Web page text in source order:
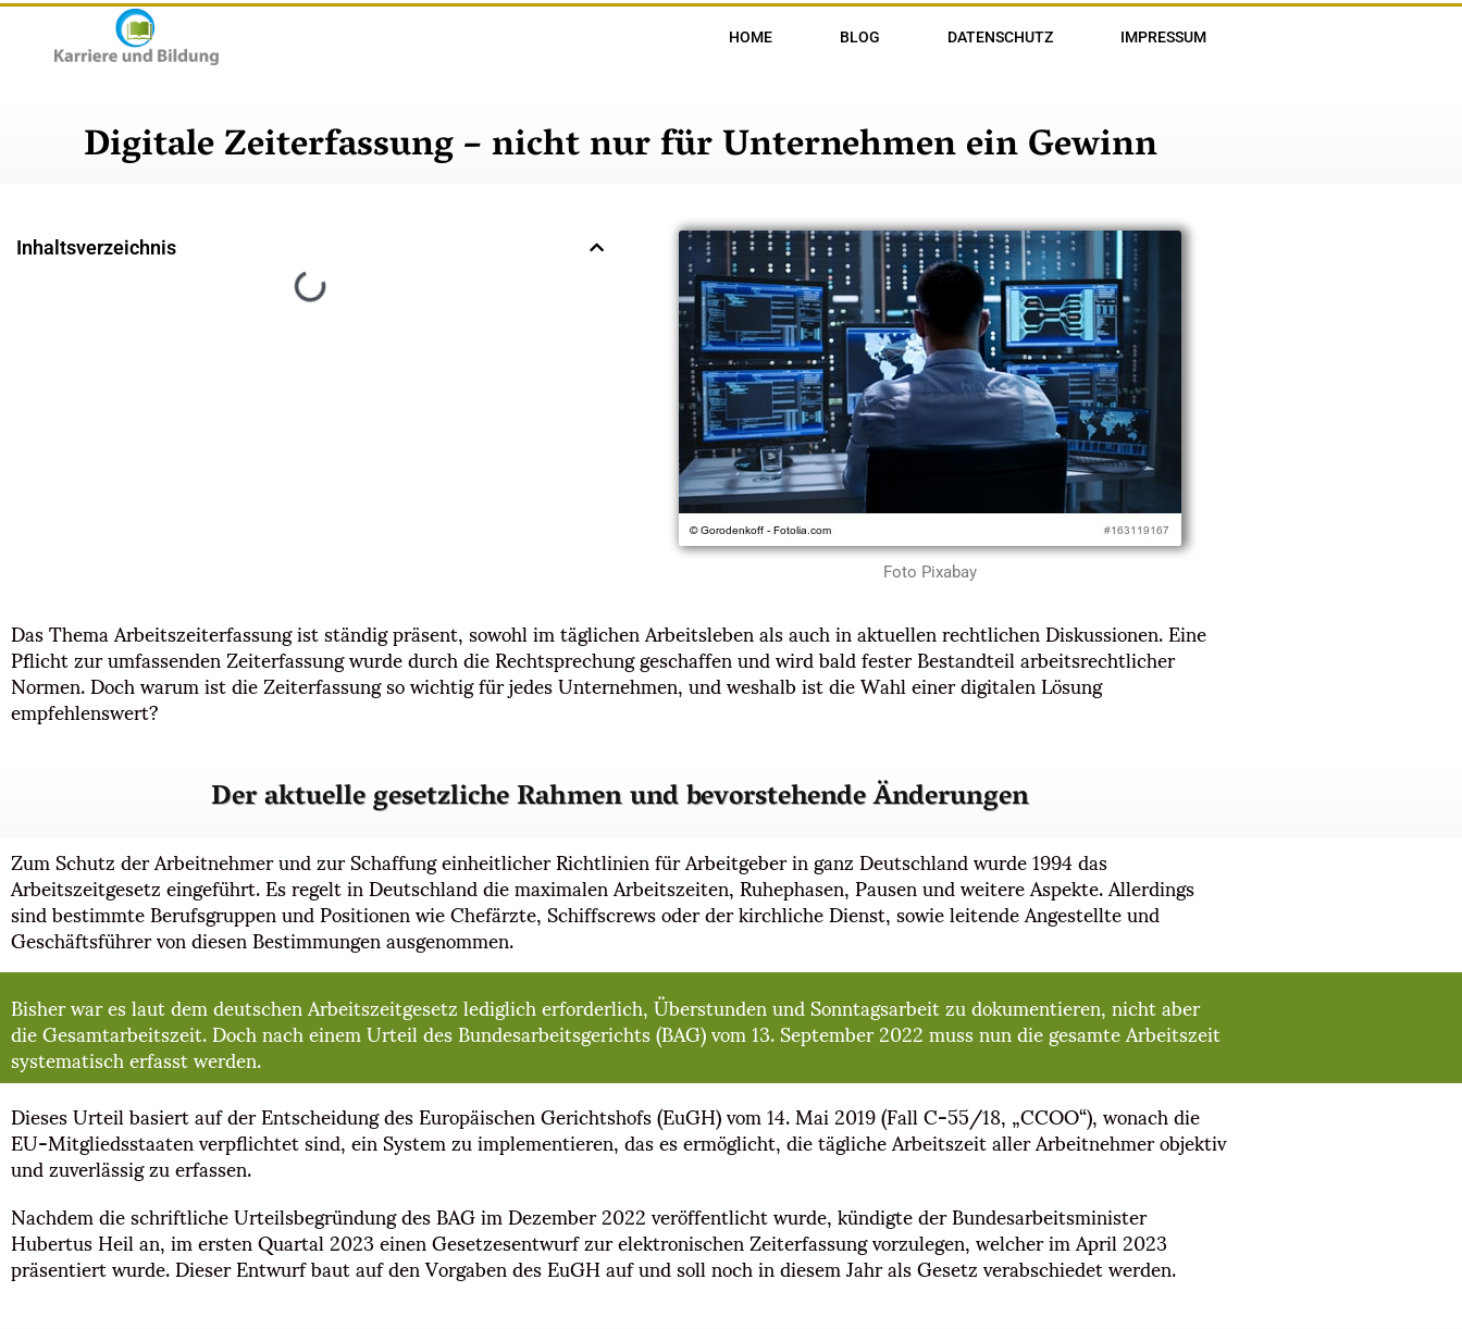
HOME BLOG DATENSCHUTZ IMPRESSUM
Digitale Zeiterfassung – nicht nur für Unternehmen ein Gewinn
Inhaltsverzeichnis
Foto Pixabay
Das Thema Arbeitszeiterfassung ist ständig präsent, sowohl im täglichen Arbeitsleben als auch in aktuellen rechtlichen Diskussionen. Eine
Pflicht zur umfassenden Zeiterfassung wurde durch die Rechtsprechung geschaffen und wird bald fester Bestandteil arbeitsrechtlicher
Normen. Doch warum ist die Zeiterfassung so wichtig für jedes Unternehmen, und weshalb ist die Wahl einer digitalen Lösung
empfehlenswert?
Der aktuelle gesetzliche Rahmen und bevorstehende Änderungen
Zum Schutz der Arbeitnehmer und zur Schaffung einheitlicher Richtlinien für Arbeitgeber in ganz Deutschland wurde 1994 das
Arbeitszeitgesetz eingeführt. Es regelt in Deutschland die maximalen Arbeitszeiten, Ruhephasen, Pausen und weitere Aspekte. Allerdings
sind bestimmte Berufsgruppen und Positionen wie Chefärzte, Schiffscrews oder der kirchliche Dienst, sowie leitende Angestellte und
Geschäftsführer von diesen Bestimmungen ausgenommen.
Bisher war es laut dem deutschen Arbeitszeitgesetz lediglich erforderlich, Überstunden und Sonntagsarbeit zu dokumentieren, nicht aber
die Gesamtarbeitszeit. Doch nach einem Urteil des Bundesarbeitsgerichts (BAG) vom 13. September 2022 muss nun die gesamte Arbeitszeit
systematisch erfasst werden.
Dieses Urteil basiert auf der Entscheidung des Europäischen Gerichtshofs (EuGH) vom 14. Mai 2019 (Fall C-55/18, „CCOO“), wonach die
EU-Mitgliedsstaaten verpflichtet sind, ein System zu implementieren, das es ermöglicht, die tägliche Arbeitszeit aller Arbeitnehmer objektiv
und zuverlässig zu erfassen.
Nachdem die schriftliche Urteilsbegründung des BAG im Dezember 2022 veröffentlicht wurde, kündigte der Bundesarbeitsminister
Hubertus Heil an, im ersten Quartal 2023 einen Gesetzesentwurf zur elektronischen Zeiterfassung vorzulegen, welcher im April 2023
präsentiert wurde. Dieser Entwurf baut auf den Vorgaben des EuGH auf und soll noch in diesem Jahr als Gesetz verabschiedet werden.